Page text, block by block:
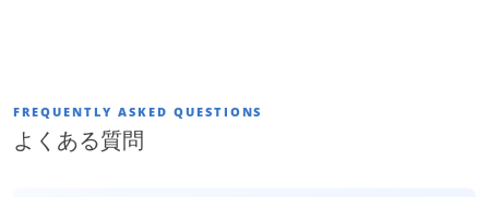
FREQUENTLY ASKED QUESTIONS
よくある質問